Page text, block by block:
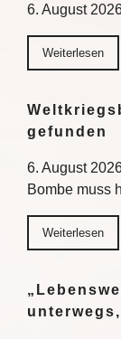
6. August
Weiterlesen
gefunden
6. August
Bombe muss
Weiterlesen